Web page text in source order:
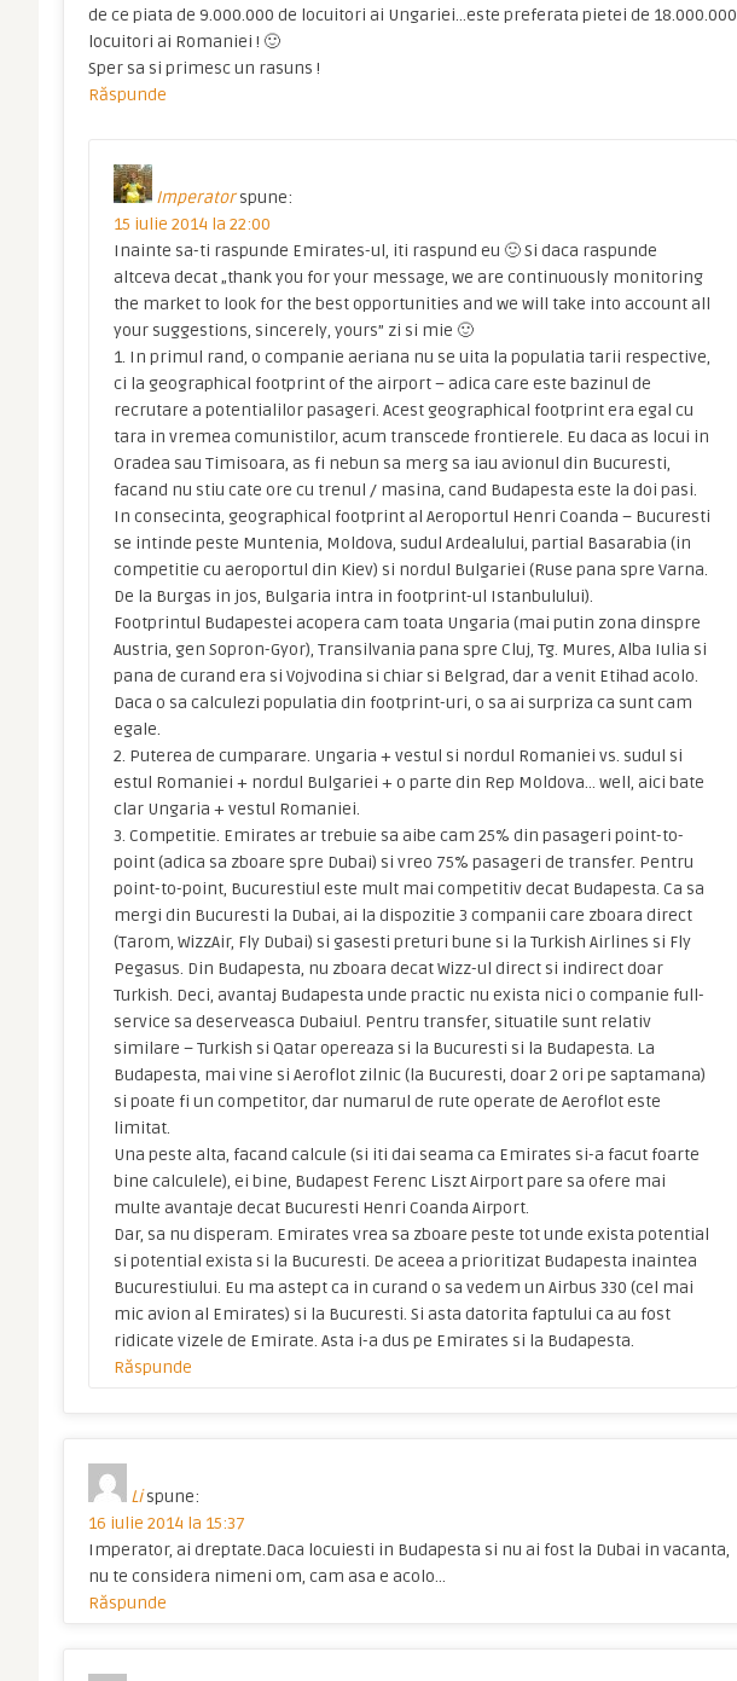
de ce piata de 9.000.000 de locuitori ai Ungariei…este preferata pietei de 18.000.000
locuitori ai Romaniei ! 🙂
Sper sa si primesc un rasuns !
Răspunde
Imperator spune:
15 iulie 2014 la 22:00
Inainte sa-ti raspunde Emirates-ul, iti raspund eu 🙂 Si daca raspunde
altceva decat „thank you for your message, we are continuously monitoring
the market to look for the best opportunities and we will take into account all
your suggestions, sincerely, yours” zi si mie 🙂
1. In primul rand, o companie aeriana nu se uita la populatia tarii respective,
ci la geographical footprint of the airport – adica care este bazinul de
recrutare a potentialilor pasageri. Acest geographical footprint era egal cu
tara in vremea comunistilor, acum transcede frontierele. Eu daca as locui in
Oradea sau Timisoara, as fi nebun sa merg sa iau avionul din Bucuresti,
facand nu stiu cate ore cu trenul / masina, cand Budapesta este la doi pasi.
In consecinta, geographical footprint al Aeroportul Henri Coanda – Bucuresti
se intinde peste Muntenia, Moldova, sudul Ardealului, partial Basarabia (in
competitie cu aeroportul din Kiev) si nordul Bulgariei (Ruse pana spre Varna.
De la Burgas in jos, Bulgaria intra in footprint-ul Istanbulului).
Footprintul Budapestei acopera cam toata Ungaria (mai putin zona dinspre
Austria, gen Sopron-Gyor), Transilvania pana spre Cluj, Tg. Mures, Alba Iulia si
pana de curand era si Vojvodina si chiar si Belgrad, dar a venit Etihad acolo.
Daca o sa calculezi populatia din footprint-uri, o sa ai surpriza ca sunt cam
egale.
2. Puterea de cumparare. Ungaria + vestul si nordul Romaniei vs. sudul si
estul Romaniei + nordul Bulgariei + o parte din Rep Moldova… well, aici bate
clar Ungaria + vestul Romaniei.
3. Competitie. Emirates ar trebuie sa aibe cam 25% din pasageri point-to-
point (adica sa zboare spre Dubai) si vreo 75% pasageri de transfer. Pentru
point-to-point, Bucurestiul este mult mai competitiv decat Budapesta. Ca sa
mergi din Bucuresti la Dubai, ai la dispozitie 3 companii care zboara direct
(Tarom, WizzAir, Fly Dubai) si gasesti preturi bune si la Turkish Airlines si Fly
Pegasus. Din Budapesta, nu zboara decat Wizz-ul direct si indirect doar
Turkish. Deci, avantaj Budapesta unde practic nu exista nici o companie full-
service sa deserveasca Dubaiul. Pentru transfer, situatile sunt relativ
similare – Turkish si Qatar opereaza si la Bucuresti si la Budapesta. La
Budapesta, mai vine si Aeroflot zilnic (la Bucuresti, doar 2 ori pe saptamana)
si poate fi un competitor, dar numarul de rute operate de Aeroflot este
limitat.
Una peste alta, facand calcule (si iti dai seama ca Emirates si-a facut foarte
bine calculele), ei bine, Budapest Ferenc Liszt Airport pare sa ofere mai
multe avantaje decat Bucuresti Henri Coanda Airport.
Dar, sa nu disperam. Emirates vrea sa zboare peste tot unde exista potential
si potential exista si la Bucuresti. De aceea a prioritizat Budapesta inaintea
Bucurestiului. Eu ma astept ca in curand o sa vedem un Airbus 330 (cel mai
mic avion al Emirates) si la Bucuresti. Si asta datorita faptului ca au fost
ridicate vizele de Emirate. Asta i-a dus pe Emirates si la Budapesta.
Răspunde
Li spune:
16 iulie 2014 la 15:37
Imperator, ai dreptate.Daca locuiesti in Budapesta si nu ai fost la Dubai in vacanta,
nu te considera nimeni om, cam asa e acolo…
Răspunde